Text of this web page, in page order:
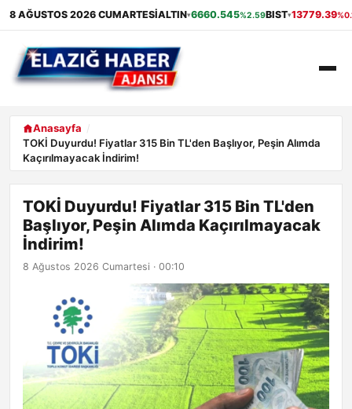
8 AĞUSTOS 2026 CUMARTESIALTIN▾6660.545%2.59BIST▾13779.39
ANASAYFA
GÜNDEM
EKONOMI
SAĞLIK
ALIŞVERIŞ
Anasayfa
TOKİ Duyurdu! Fiyatlar 315 Bin TL'den Başlıyor, Peşin Alımda
Kaçırılmayacak İndirim!
TOKİ Duyurdu! Fiyatlar 315 Bin TL'den
Başlıyor, Peşin Alımda Kaçırılmayacak
İndirim!
8 Ağustos 2026 Cumartesi · 00:10